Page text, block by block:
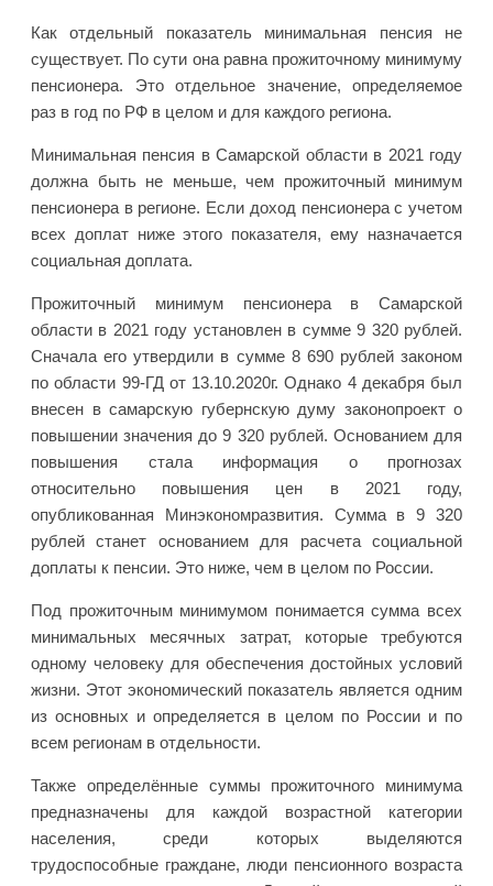
Как отдельный показатель минимальная пенсия не
существует. По сути она равна прожиточному минимуму
пенсионера. Это отдельное значение, определяемое
раз в год по РФ в целом и для каждого региона.
Минимальная пенсия в Самарской области в 2021 году
должна быть не меньше, чем прожиточный минимум
пенсионера в регионе. Если доход пенсионера с учетом
всех доплат ниже этого показателя, ему назначается
социальная доплата.
Прожиточный минимум пенсионера в Самарской
области в 2021 году установлен в сумме 9 320 рублей.
Сначала его утвердили в сумме 8 690 рублей законом
по области 99-ГД от 13.10.2020г. Однако 4 декабря был
внесен в самарскую губернскую думу законопроект о
повышении значения до 9 320 рублей. Основанием для
повышения стала информация о прогнозах
относительно повышения цен в 2021 году,
опубликованная Минэкономразвития. Сумма в 9 320
рублей станет основанием для расчета социальной
доплаты к пенсии. Это ниже, чем в целом по России.
Под прожиточным минимумом понимается сумма всех
минимальных месячных затрат, которые требуются
одному человеку для обеспечения достойных условий
жизни. Этот экономический показатель является одним
из основных и определяется в целом по России и по
всем регионам в отдельности.
Также определённые суммы прожиточного минимума
предназначены для каждой возрастной категории
населения, среди которых выделяются
трудоспособные граждане, люди пенсионного возраста